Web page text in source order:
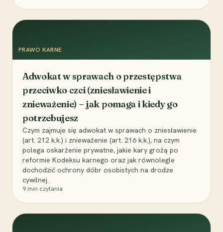
PRAWO KARNE
Adwokat w sprawach o przestępstwa
przeciwko czci (zniesławienie i
znieważenie) – jak pomaga i kiedy go
potrzebujesz
Czym zajmuje się adwokat w sprawach o zniesławienie
(art. 212 k.k.) i znieważenie (art. 216 k.k.), na czym
polega oskarżenie prywatne, jakie kary grożą po
reformie Kodeksu karnego oraz jak równolegle
dochodzić ochrony dóbr osobistych na drodze
cywilnej.
9 min czytania